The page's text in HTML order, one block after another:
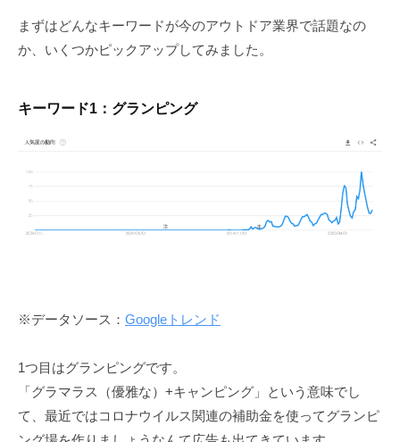
まずはどんなキーワードが今のアウトドア業界で話題なの
か、いくつかピックアップしてみました。
キーワード1：グランピング
※データソース： Googleトレンド
1つ目はグランピングです。
「グラマラス（優雅な）+キャンピング」という意味でし
て、最近ではコロナウイルス関連の補助金を使ってグランピ